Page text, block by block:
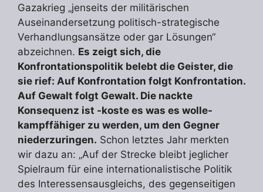
Gazakrieg „jenseits der militärischen
Auseinandersetzung politisch-strategische
Verhandlungsansätze oder gar Lösungen“
abzeichnen. Es zeigt sich, die
Konfrontationspolitik belebt die Geister, die
sie rief: Auf Konfrontation folgt Konfrontation.
Auf Gewalt folgt Gewalt. Die nackte
Konsequenz ist -koste es was es wolle-
kampffähiger zu werden, um den Gegner
niederzuringen. Schon letztes Jahr merkten
wir dazu an: „Auf der Strecke bleibt jeglicher
Spielraum für eine internationalistische Politik
des Interessensausgleichs, des gegenseitigen